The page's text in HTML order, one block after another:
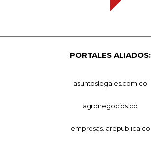
PORTALES ALIADOS:
asuntoslegales.com.co
agronegocios.co
empresas.larepublica.co